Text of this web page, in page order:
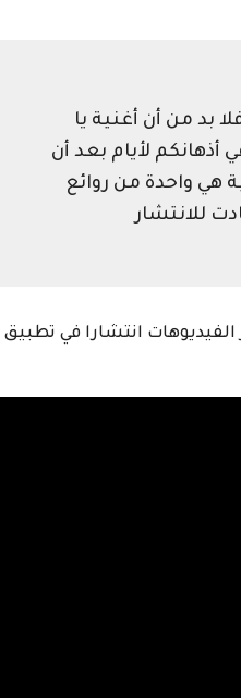
بد من أن أغنية يا
لأيام بعد أن
هي واحدة من روائع
للانتشار
الفيديوهات انتشارا في تطبيق